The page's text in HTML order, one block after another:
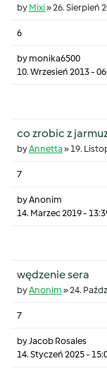
by Mixi»26. Sierpień
6
by monika6500
10. Wrzesień 2013 -
co zrobic z
byAnnetta »19.
7
byAnonim
14. Marzec 2019 -
wędzenie sera
byAnonim »24.
7
byJacob Rosales
14. Styczeń 2025 -